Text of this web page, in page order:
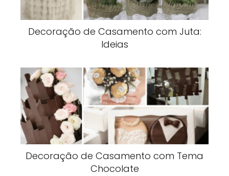
Decoração de Casamento com Juta:
Ideias
Decoração de Casamento com Tema
Chocolate